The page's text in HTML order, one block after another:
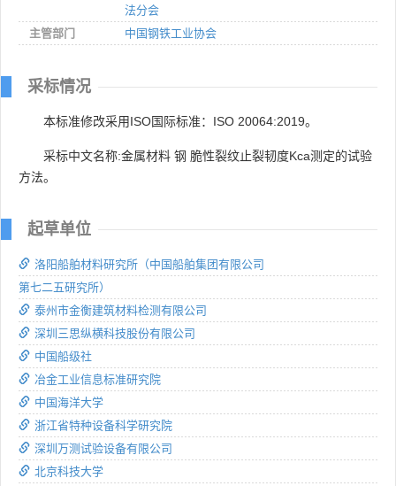
法分会
主管部门
中国钢铁工业协会
采标情况
本标准修改采用ISO国际标准：ISO 20064:2019。
采标中文名称:金属材料 钢 脆性裂纹止裂韧度Kca测定的试验
方法。
起草单位
洛阳船舶材料研究所（中国船舶集团有限公司
第七二五研究所）
泰州市金衡建筑材料检测有限公司
深圳三思纵横科技股份有限公司
中国船级社
冶金工业信息标准研究院
中国海洋大学
浙江省特种设备科学研究院
深圳万测试验设备有限公司
北京科技大学